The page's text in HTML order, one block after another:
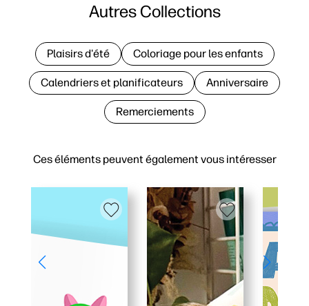
Ces éléments peuvent également vous intéresser
Autres Collections
Plaisirs d'été Coloriage pour les enfants
Calendriers et planificateurs Anniversaire
Remerciements